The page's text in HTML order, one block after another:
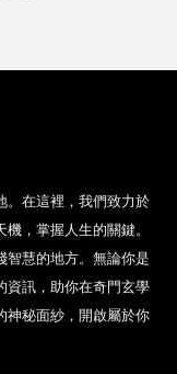
。在這裡，我們致力於
，掌握人生的關鍵。
智慧的地方。無論你是
資訊，助你在奇門玄學
神秘面紗，開啟屬於你